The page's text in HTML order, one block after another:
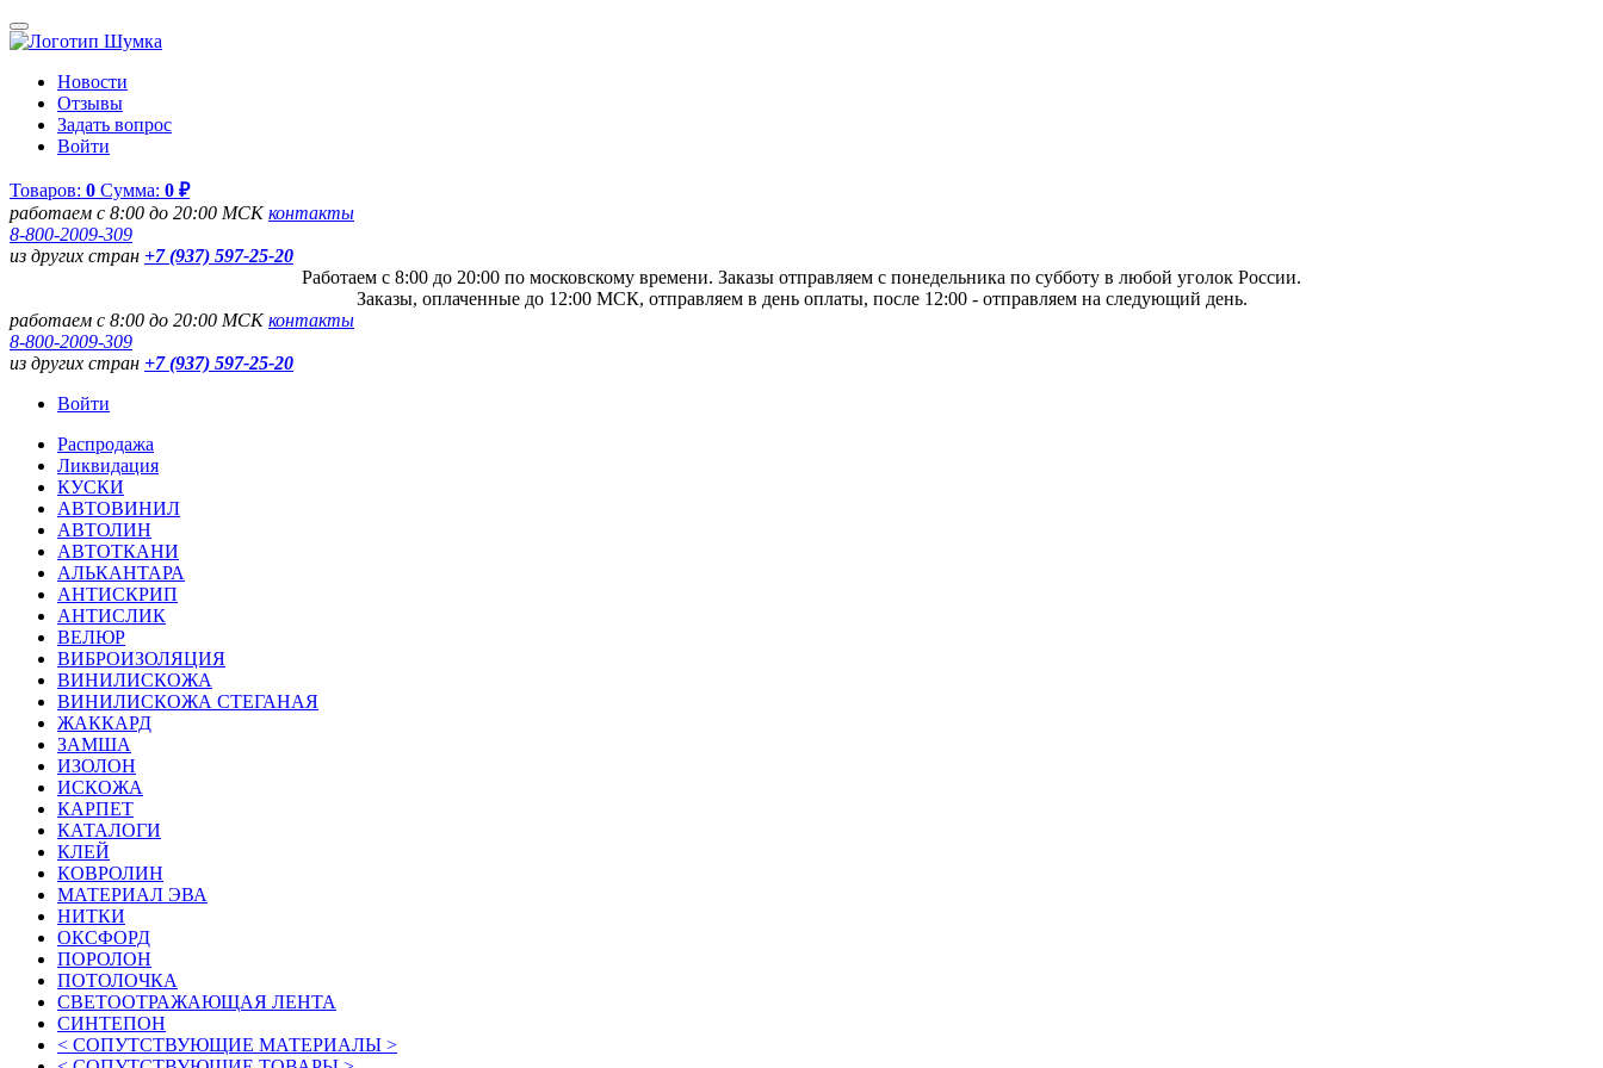
Новости
Отзывы
Задать вопрос
Войти
Товаров: 0 Сумма: 0 ₽
работаем с 8:00 до 20:00 МСКконтакты
8-800-2009-309
из других стран +7 (937) 597-25-20
Работаем с 8:00 до 20:00 по московскому времени. Заказы отправляем с понедельника по субботу в любой уголок России.
Заказы, оплаченные до 12:00 МСК, отправляем в день оплаты, после 12:00 - отправляем на следующий день.
работаем с 8:00 до 20:00 МСКконтакты
8-800-2009-309
из других стран +7 (937) 597-25-20
Войти
Распродажа
Ликвидация
КУСКИ
АВТОВИНИЛ
АВТОЛИН
АВТОТКАНИ
АЛЬКАНТАРА
АНТИСКРИП
АНТИСЛИК
ВЕЛЮР
ВИБРОИЗОЛЯЦИЯ
ВИНИЛИСКОЖА
ВИНИЛИСКОЖА СТЕГАНАЯ
ЖАККАРД
ЗАМША
ИЗОЛОН
ИСКОЖА
КАРПЕТ
КАТАЛОГИ
КЛЕЙ
КОВРОЛИН
МАТЕРИАЛ ЭВА
НИТКИ
ОКСФОРД
ПОРОЛОН
ПОТОЛОЧКА
СВЕТООТРАЖАЮЩАЯ ЛЕНТА
СИНТЕПОН
< СОПУТСТВУЮЩИЕ МАТЕРИАЛЫ >